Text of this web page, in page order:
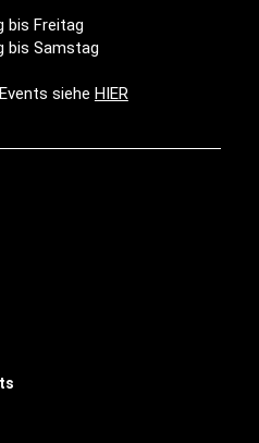
bis Freitag
bis Samstag
siehe HIER